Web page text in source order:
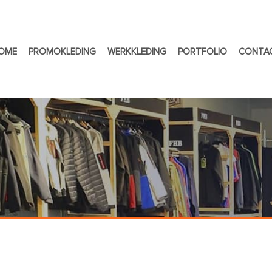
PROMOKLEDING WERKKLEDING PORTFOLIO